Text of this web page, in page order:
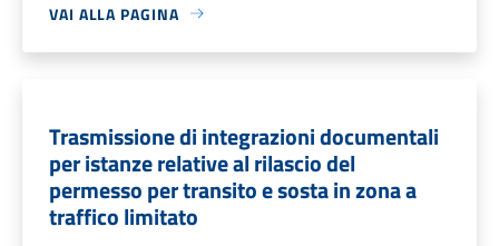
VAI ALLA PAGINA
Trasmissione di integrazioni documentali
per istanze relative al rilascio del
permesso per transito e sosta in zona a
traffico limitato